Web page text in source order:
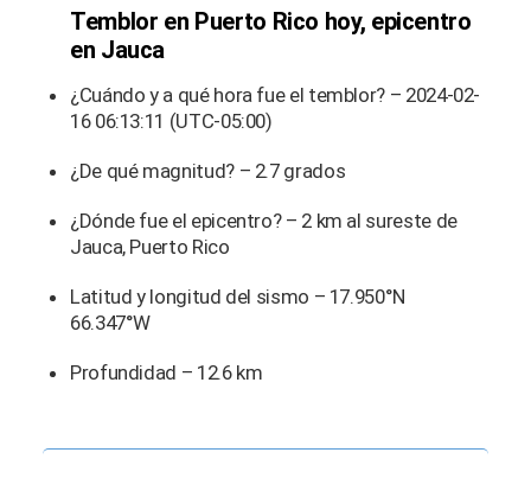
Temblor en Puerto Rico hoy, epicentro
en Jauca
¿Cuándo y a qué hora fue el temblor? – 2024-02-
16 06:13:11 (UTC-05:00)
¿De qué magnitud? – 2.7 grados
¿Dónde fue el epicentro? – 2 km al sureste de
Jauca, Puerto Rico
Latitud y longitud del sismo – 17.950°N
66.347°W
Profundidad – 12.6 km